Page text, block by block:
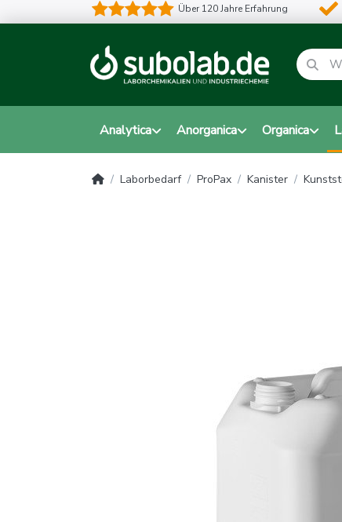
Über 120 Jahre Erfahrung
Analytica Anorganica Organica
Laborbedarf ProPax Kanister